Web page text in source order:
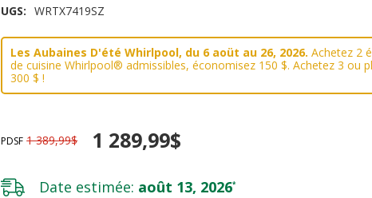
UGS: WRTX7419SZ
Les Aubaines D'été Whirlpool, du 6 aoüt au 26, 2026. Achetez 2
de cuisine Whirlpool® admissibles, économisez 150 $. Achetez 3 ou
300 $ !
PDSF 1 389,99$ 1 289,99$
Date estimée: août 13, 2026*